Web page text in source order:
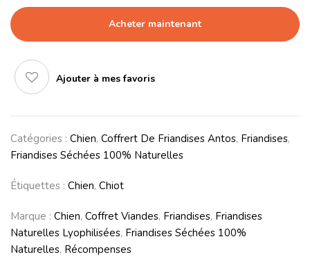
Acheter maintenant
Ajouter à mes favoris
Catégories : Chien, Coffrert De Friandises Antos, Friandises,
Friandises Séchées 100% Naturelles
Étiquettes : Chien, Chiot
Marque : Chien, Coffret Viandes, Friandises, Friandises
Naturelles Lyophilisées, Friandises Séchées 100%
Naturelles, Récompenses